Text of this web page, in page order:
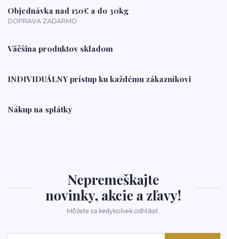
Objednávka nad 150€ a do 30kg
DOPRAVA ZADARMO
Väčšina produktov skladom
INDIVIDUÁLNY prístup ku každému zákazníkovi
Nákup na splátky
Nepremeškajte
novinky, akcie a zľavy!
Môžete sa kedykoľvek odhlásiť.